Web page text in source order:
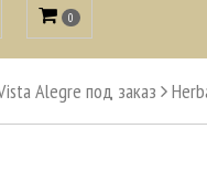
0
Alegre под заказ